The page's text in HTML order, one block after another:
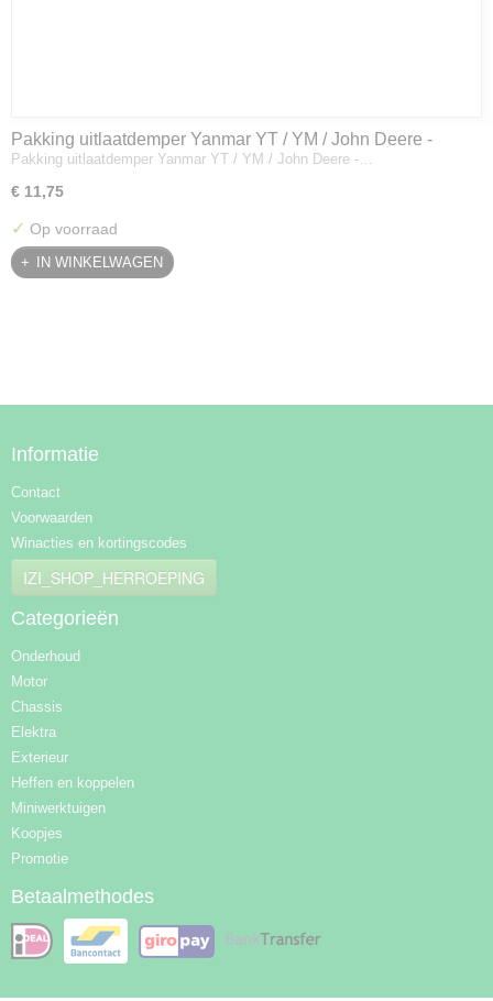
Pakking uitlaatdemper Yanmar YT / YM / John Deere -
128300-13230
Pakking uitlaatdemper Yanmar YT / YM / John Deere -…
€ 11,75
✓ Op voorraad
IN WINKELWAGEN
Informatie
Contact
Voorwaarden
Winacties en kortingscodes
IZI_SHOP_HERROEPING
Categorieën
Onderhoud
Motor
Chassis
Elektra
Exterieur
Heffen en koppelen
Miniwerktuigen
Koopjes
Promotie
Betaalmethodes